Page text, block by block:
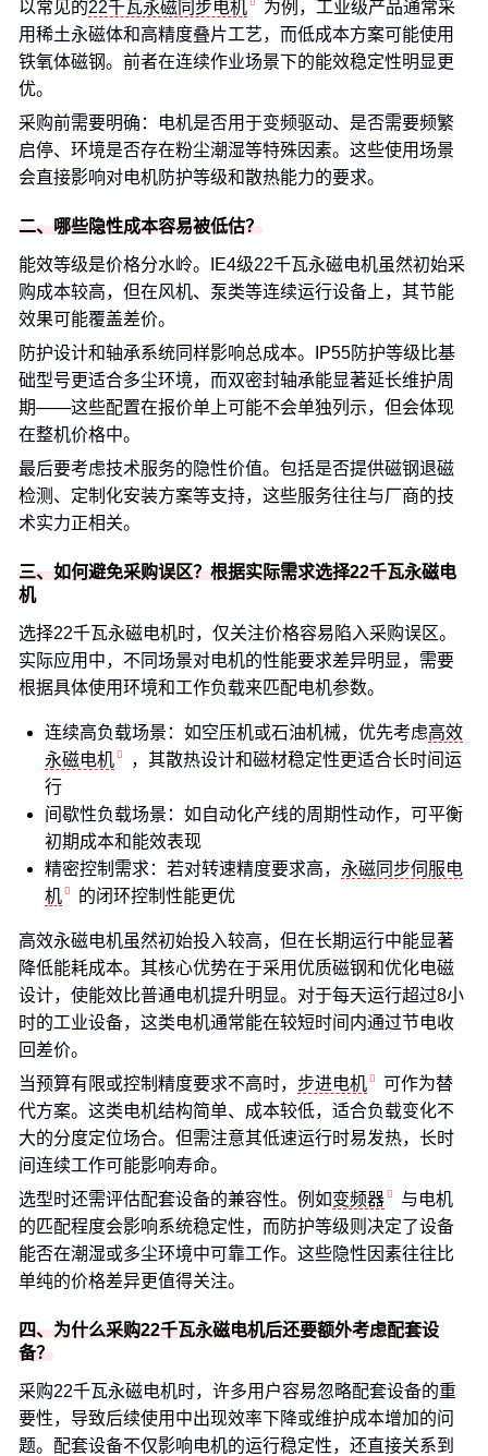
以常见的22千瓦永磁同步电机
为例，工业级产品通常采
用稀土永磁体和高精度叠片工艺，而低成本方案可能使用
铁氧体磁钢。前者在连续作业场景下的能效稳定性明显更
优。
采购前需要明确：电机是否用于变频驱动、是否需要频繁
启停、环境是否存在粉尘潮湿等特殊因素。这些使用场景
会直接影响对电机防护等级和散热能力的要求。
二、哪些隐性成本容易被低估？
能效等级是价格分水岭。IE4级22千瓦永磁电机虽然初始采
购成本较高，但在风机、泵类等连续运行设备上，其节能
效果可能覆盖差价。
防护设计和轴承系统同样影响总成本。IP55防护等级比基
础型号更适合多尘环境，而双密封轴承能显著延长维护周
期——这些配置在报价单上可能不会单独列示，但会体现
在整机价格中。
最后要考虑技术服务的隐性价值。包括是否提供磁钢退磁
检测、定制化安装方案等支持，这些服务往往与厂商的技
术实力正相关。
三、如何避免采购误区？根据实际需求选择22千瓦永磁电
机
选择22千瓦永磁电机时，仅关注价格容易陷入采购误区。
实际应用中，不同场景对电机的性能要求差异明显，需要
根据具体使用环境和工作负载来匹配电机参数。
连续高负载场景：如空压机或石油机械，优先考虑高效
永磁电机
，其散热设计和磁材稳定性更适合长时间运
行
间歇性负载场景：如自动化产线的周期性动作，可平衡
初期成本和能效表现
精密控制需求：若对转速精度要求高， 永磁同步伺服电
机
的闭环控制性能更优
高效永磁电机虽然初始投入较高，但在长期运行中能显著
降低能耗成本。其核心优势在于采用优质磁钢和优化电磁
设计，使能效比普通电机提升明显。对于每天运行超过8小
时的工业设备，这类电机通常能在较短时间内通过节电收
回差价。
当预算有限或控制精度要求不高时， 步进电机
可作为替
代方案。这类电机结构简单、成本较低，适合负载变化不
大的分度定位场合。但需注意其低速运行时易发热，长时
间连续工作可能影响寿命。
选型时还需评估配套设备的兼容性。例如变频器
与电机
的匹配程度会影响系统稳定性，而防护等级则决定了设备
能否在潮湿或多尘环境中可靠工作。这些隐性因素往往比
单纯的价格差异更值得关注。
四、为什么采购22千瓦永磁电机后还要额外考虑配套设
备？
采购22千瓦永磁电机时，许多用户容易忽略配套设备的重
要性，导致后续使用中出现效率下降或维护成本增加的问
题。配套设备不仅影响电机的运行稳定性，还直接关系到